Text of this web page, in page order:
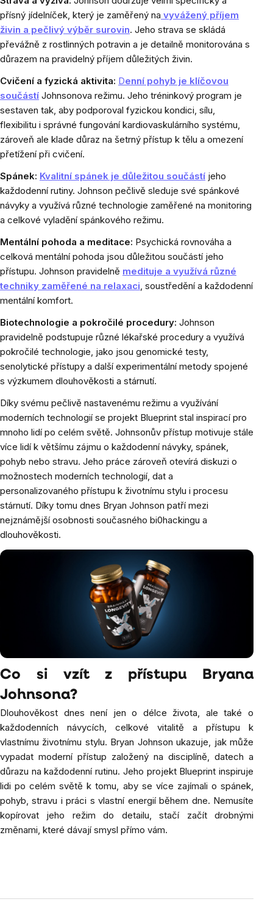
přísný jídelníček, který je zaměřený na vyvážený příjem
živin a pečlivý výběr surovin. Jeho strava se skládá
převážně z rostlinných potravin a je detailně monitorována s
důrazem na pravidelný příjem důležitých živin.
Cvičení a fyzická aktivita: Denní pohyb je klíčovou
součástí Johnsonova režimu. Jeho tréninkový program je
sestaven tak, aby podporoval fyzickou kondici, sílu,
flexibilitu i správné fungování kardiovaskulárního systému,
zároveň ale klade důraz na šetrný přístup k tělu a omezení
přetížení při cvičení.
Spánek: Kvalitní spánek je důležitou součástí jeho
každodenní rutiny. Johnson pečlivě sleduje své spánkové
návyky a využívá různé technologie zaměřené na monitoring
a celkové vyladění spánkového režimu.
Mentální pohoda a meditace: Psychická rovnováha a
celková mentální pohoda jsou důležitou součástí jeho
přístupu. Johnson pravidelně medituje a využívá různé
techniky zaměřené na relaxaci, soustředění a každodenní
mentální komfort.
Biotechnologie a pokročilé procedury: Johnson
pravidelně podstupuje různé lékařské procedury a využívá
pokročilé technologie, jako jsou genomické testy,
senolytické přístupy a další experimentální metody spojené
s výzkumem dlouhověkosti a stárnutí.
Díky svému pečlivě nastavenému režimu a využívání
moderních technologií se projekt Blueprint stal inspirací pro
mnoho lidí po celém světě. Johnsonův přístup motivuje stále
více lidí k většímu zájmu o každodenní návyky, spánek,
pohyb nebo stravu. Jeho práce zároveň otevírá diskuzi o
možnostech moderních technologií, dat a
personalizovaného přístupu k životnímu stylu i procesu
stárnutí. Díky tomu dnes Bryan Johnson patří mezi
nejznámější osobnosti současného bi0hackingu a
dlouhověkosti.
Co si vzít z přístupu Bryana
Johnsona?
Dlouhověkost dnes není jen o délce života, ale také o
každodenních návycích, celkové vitalitě a přístupu k
vlastnímu životnímu stylu. Bryan Johnson ukazuje, jak může
vypadat moderní přístup založený na disciplíně, datech a
důrazu na každodenní rutinu. Jeho projekt Blueprint inspiruje
lidi po celém světě k tomu, aby se více zajímali o spánek,
pohyb, stravu i práci s vlastní energií během dne. Nemusíte
kopírovat jeho režim do detailu, stačí začít drobnými
změnami, které dávají smysl přímo vám.